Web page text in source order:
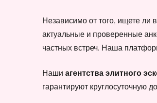
Независимо от того, ищете ли
актуальные и проверенные
частных встреч. Наша
Наши агентства элитного
гарантируют круглосуточную